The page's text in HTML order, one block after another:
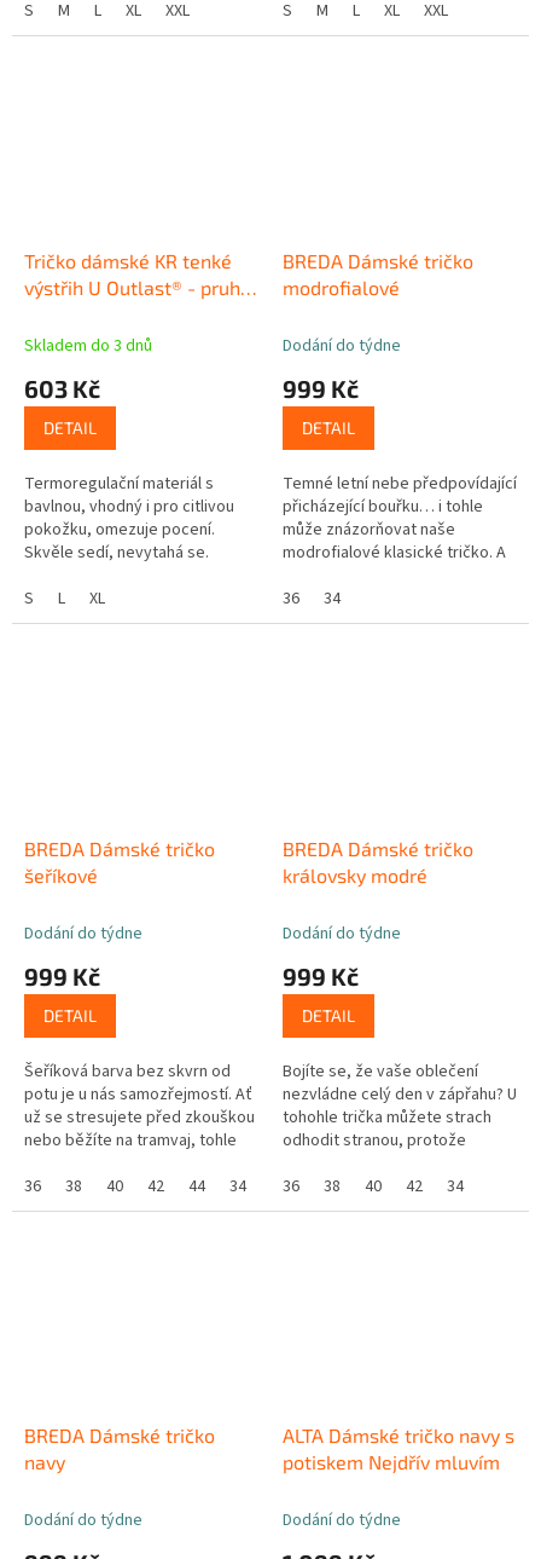
Méně pocení, více pohodlí...
S M L XL XXL
Méně pocení, více pohodlí...
S M L XL XXL
Tričko dámské KR tenké
výstřih U Outlast® - pruh
Skladem do 3 dnů
603 Kč
DETAIL
Termoregulační materiál s
bavlnou, vhodný i pro citlivou
pokožku, omezuje pocení.
Skvěle sedí, nevytahá se.
cedulky, které svědí a škrábou.
Kvalitní...
S L XL
BREDA Dámské tričko
modrofialové
Dodání do týdne
999 Kč
DETAIL
Temné letní nebe předpovídající
přicházející bouřku… i tohle
může znázorňovat naše
modrofialové klasické tričko. A
průtrž mračen, všechny kapky
deště...
36 34
BREDA Dámské tričko
šeříkové
Dodání do týdne
999 Kč
DETAIL
Šeříková barva bez skvrn od
potu je u nás samozřejmostí. Ať
už se stresujete před zkouškou
nebo běžíte na tramvaj, tohle
a nepropustí ani kapku....
36 38 40 42 44 34
BREDA Dámské tričko
královsky modré
Dodání do týdne
999 Kč
DETAIL
Bojíte se, že vaše oblečení
nezvládne celý den v zápřahu? U
tohohle trička můžete strach
odhodit stranou, protože
nenechá nic znát. Neuvidíte na
ni...
36 38 40 42 34
BREDA Dámské tričko
navy
Dodání do týdne
ALTA Dámské tričko navy s
potiskem Nejdřív mluvím
Dodání do týdne